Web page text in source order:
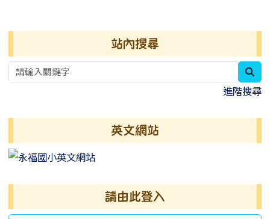
站內搜尋
進階搜尋
英文網站
請由此登入